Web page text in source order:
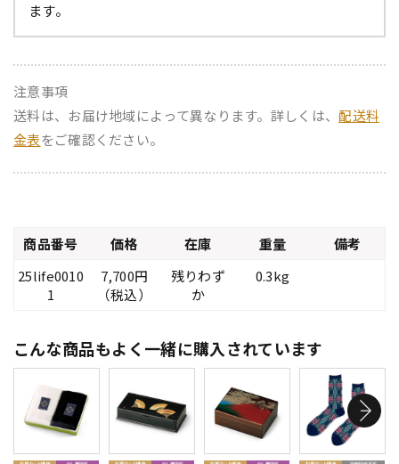
ます。
注意事項
送料は、お届け地域によって異なります。詳しくは、配送料
金表をご確認ください。
商品番号 価格 在庫 重量
備考
25life0010
1
7,700円
（税込）
残りわず
か
0.3kg
こんな商品もよく一緒に購入されています